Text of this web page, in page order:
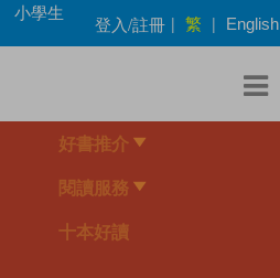
小學生
登入/註冊 | 繁 | English
好書推介
閱讀服務
十本好讀